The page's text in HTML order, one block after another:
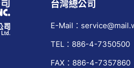
台灣總公司
E-Mail：
TEL：886-4-7350500
FAX：886-4-7357860